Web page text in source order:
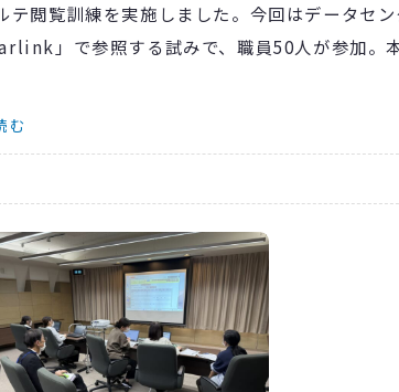
閲覧訓練を実施しました。今回はデータセン
」で参照する試みで、職員50人が参加。
信速度や操作感を検証。参加者は実際のデー
。
実施し、迅速な通信環境の構築手順を習熟
む